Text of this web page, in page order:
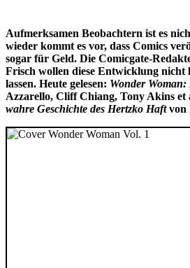
Aufmerksamen Beobachtern ist es
wieder kommt es vor, dass Comics
sogar für Geld. Die Comicgate-
Frisch wollen diese Entwicklung nicht
lassen. Heute gelesen: Wonder Woman:
Azzarello, Cliff Chiang, Tony Akins et
wahre Geschichte des Hertzko Haftvon